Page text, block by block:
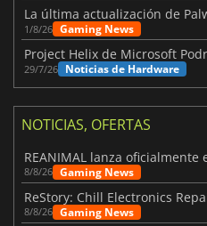
1/8/26 Gaming News
Project Helix de Microsoft
29/7/26 Noticias de Hardware
NOTICIAS, OFERTAS
REANIMAL lanza oficialmente
8/8/26 Gaming News
8/8/26 Gaming News